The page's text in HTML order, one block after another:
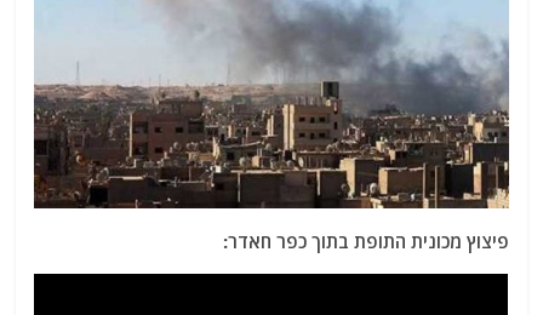
פיצוץ מכונית התופת בתוך כפר חאדר: